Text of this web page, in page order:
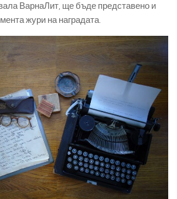
ВарнаЛит, ще бъде представено и
жури на наградата.